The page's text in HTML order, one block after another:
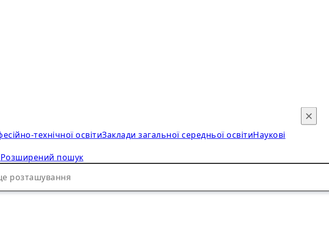
технічної освітиЗаклади загальної середньої освітиНаукові
Розширений пошук
×